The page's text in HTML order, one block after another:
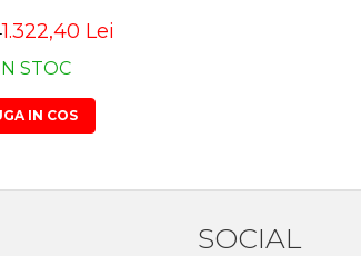
1.322,40 Lei
STOC
IN COS
SOCIAL